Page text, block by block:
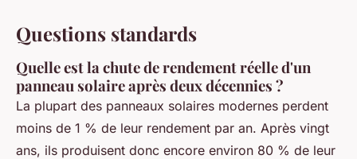
Questions standards
Quelle est la chute de rendement réelle d'un
panneau solaire après deux décennies ?
La plupart des panneaux solaires modernes perdent
moins de 1 % de leur rendement par an. Après vingt
ans, ils produisent donc encore environ 80 % de leur